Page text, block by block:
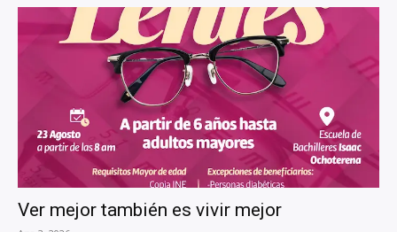
Ver mejor también es vivir mejor